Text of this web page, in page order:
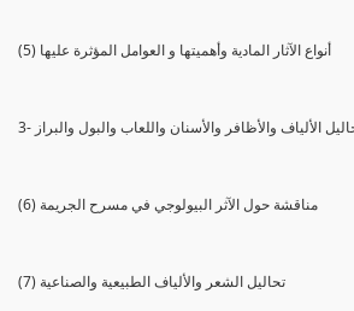
(5) أنواع الآثار المادية وأهميتها و العوامل المؤثرة عليها
الألياف والأظافر والأسنان واللعاب والبول والبراز
(6) مناقشة حول الآثر البيولوجي في مسرح الجريمة
(7) تحاليل الشعر والألياف الطبيعية والصناعية